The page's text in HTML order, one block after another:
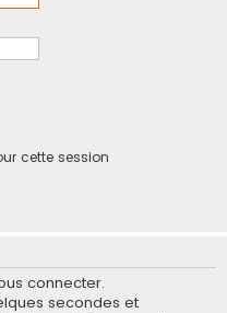
cette session
connecter.
secondes et